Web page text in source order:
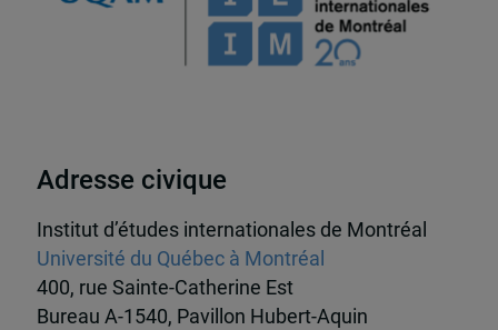
Adresse civique
Institut d’études internationales de Montréal
Université du Québec à Montréal
400, rue Sainte-Catherine Est
Bureau A-1540, Pavillon Hubert-Aquin